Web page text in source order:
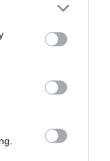
de Vest din
Babeș-
Dan Stoenescu,
în Siria
2016) și